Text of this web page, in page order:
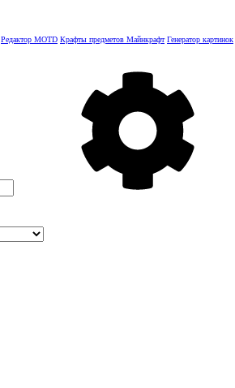
Редактор MOTD Крафты предметов Майнкрафт Генератор картинок